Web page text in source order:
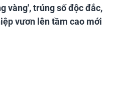
vàng', trúng số độc đắc,
vươn lên tầm cao mới